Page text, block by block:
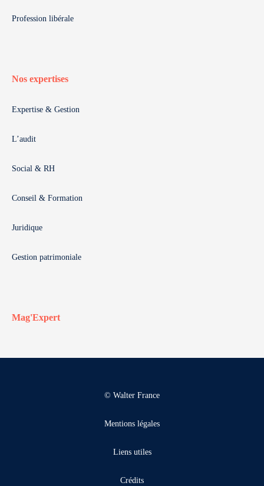
Profession libérale
Nos expertises
Expertise & Gestion
L’audit
Social & RH
Conseil & Formation
Juridique
Gestion patrimoniale
Mag'Expert
© Walter France
Mentions légales
Liens utiles
Crédits